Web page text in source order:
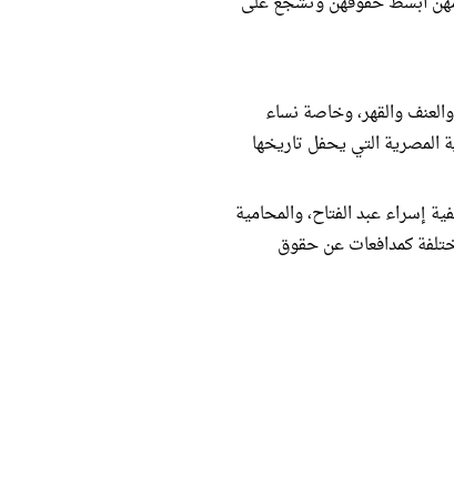
والقهر، وخاصة نساء
المصرية التي يحفل تاريخها
إسراء عبد الفتاح، والمحامية
كمدافعات عن حقوق